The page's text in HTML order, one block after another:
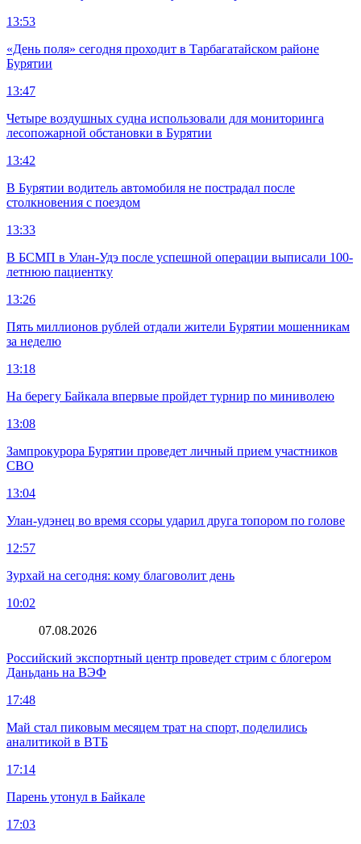
13:53
«День поля» сегодня проходит в Тарбагатайском районе
Бурятии
13:47
Четыре воздушных судна использовали для мониторинга
лесопожарной обстановки в Бурятии
13:42
В Бурятии водитель автомобиля не пострадал после
столкновения с поездом
13:33
В БСМП в Улан-Удэ после успешной операции выписали 100-
летнюю пациентку
13:26
Пять миллионов рублей отдали жители Бурятии мошенникам
за неделю
13:18
На берегу Байкала впервые пройдет турнир по миниволею
13:08
Зампрокурора Бурятии проведет личный прием участников
СВО
13:04
Улан-удэнец во время ссоры ударил друга топором по голове
12:57
Зурхай на сегодня: кому благоволит день
10:02
07.08.2026
Российский экспортный центр проведет стрим с блогером
Даньдань на ВЭФ
17:48
Май стал пиковым месяцем трат на спорт, поделились
аналитикой в ВТБ
17:14
Парень утонул в Байкале
17:03